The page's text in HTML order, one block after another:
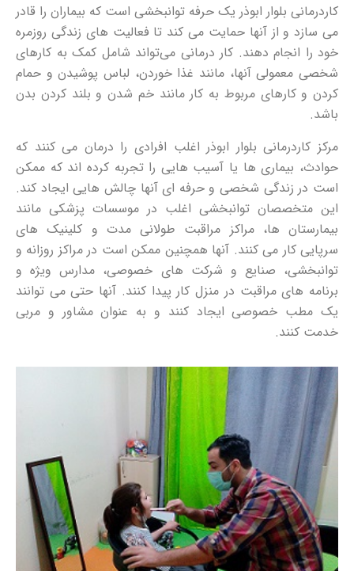
کاردرمانی بلوار ابوذر یک حرفه توانبخشی است که بیماران را قادر
می سازد و از آنها حمایت می کند تا فعالیت های زندگی روزمره
خود را انجام دهند. کار درمانی می‌تواند شامل کمک به کارهای
شخصی معمولی آنها، مانند غذا خوردن، لباس پوشیدن و حمام
کردن و کارهای مربوط به کار مانند خم شدن و بلند کردن بدن
باشد.
مرکز کاردرمانی بلوار ابوذر اغلب افرادی را درمان می کنند که
حوادث، بیماری ها یا آسیب هایی را تجربه کرده اند که ممکن
است در زندگی شخصی و حرفه ای آنها چالش هایی ایجاد کند.
این متخصصان توانبخشی اغلب در موسسات پزشکی مانند
بیمارستان ها، مراکز مراقبت طولانی مدت و کلینیک های
سرپایی کار می کنند. آنها همچنین ممکن است در مراکز روزانه و
توانبخشی، صنایع و شرکت های خصوصی، مدارس ویژه و
برنامه های مراقبت در منزل کار پیدا کنند. آنها حتی می توانند
یک مطب خصوصی ایجاد کنند و به عنوان مشاور و مربی
خدمت کنند.